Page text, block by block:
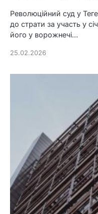
Революційний суд у
до страти за участь у
його у ворожнечі…
25.02.2026